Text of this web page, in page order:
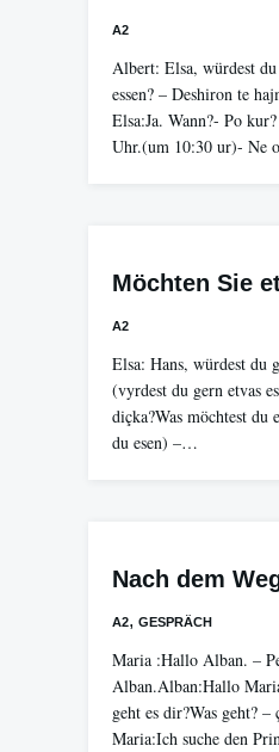
A2
Albert: Elsa, würdest
essen? – Deshiron te
Elsa:Ja. Wann?- Po
Uhr.(um 10:30 ur)- Ne
Möchten Sie
A2
Elsa: Hans, würdest du
(vyrdest du gern etvas
diçka?Was möchtest du
du esen) –…
Nach dem
A2, GESPRÄCH
Maria :Hallo Alban. –
Alban.Alban:Hallo
geht es dir?Was geht?
Maria:Ich suche den